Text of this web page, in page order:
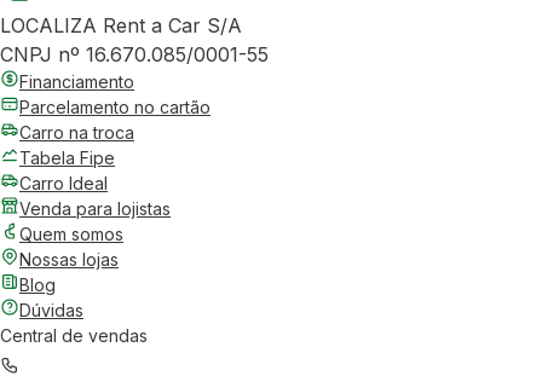
LOCALIZA Rent a Car S/A
CNPJ nº 16.670.085/0001-55
Financiamento
Parcelamento no cartão
Carro na troca
Tabela Fipe
Carro Ideal
Venda para lojistas
Quem somos
Nossas lojas
Blog
Dúvidas
Central de vendas